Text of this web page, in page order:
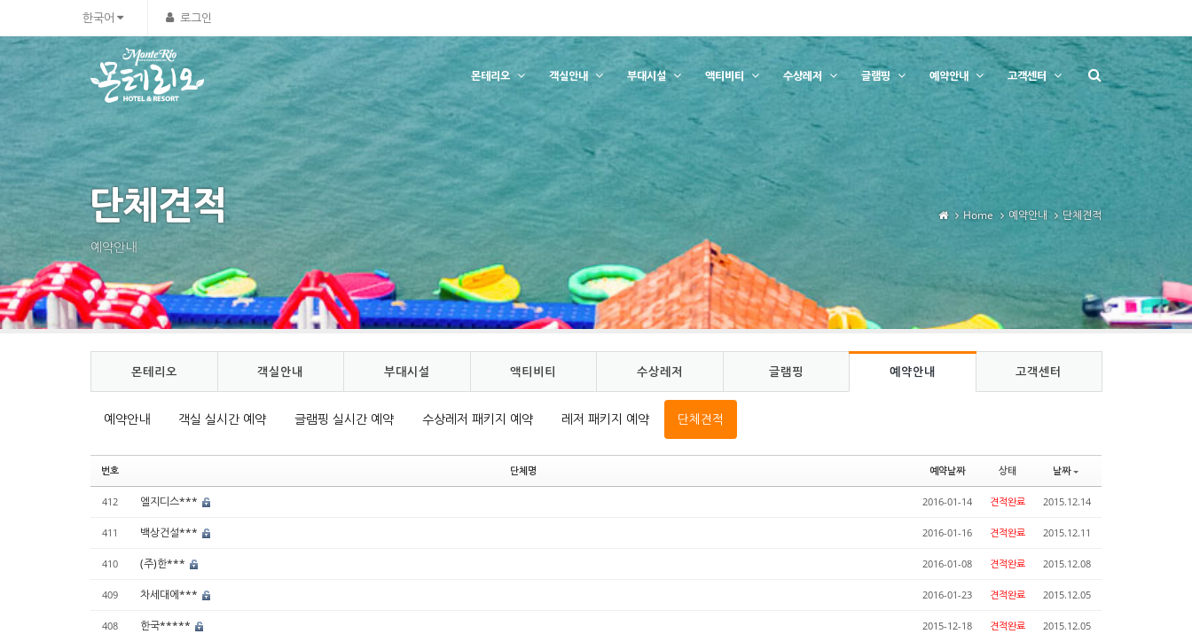
한국어 로그인
몬테리오 객실안내 부대시설 액티비티 수상레저 글램핑 예약안내 고객센터
단체견적
예약안내
Home 예약안내 단체견적
몬테리오 객실안내 부대시설 액티비티 수상레저 글램핑 예약안내 고객센터
예약안내 객실 실시간 예약 글램핑 실시간 예약 수상레저 패키지 예약 레저 패키지 예약 단체견적
번호 단체명 예약날짜 상태 날짜
412 엘지디스*** 2016-01-14 견적완료 2015.12.14
411 백상건설*** 2016-01-16 견적완료 2015.12.11
410 (주)한*** 2016-01-08 견적완료 2015.12.08
409 차세대에*** 2016-01-23 견적완료 2015.12.05
408 한국***** 2015-12-18 견적완료 2015.12.05
Sketchbook5, 스케치북5